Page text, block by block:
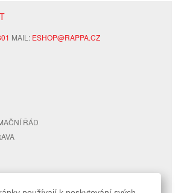
MAIL: ESHOP@RAPPA.CZ
ŘÁD